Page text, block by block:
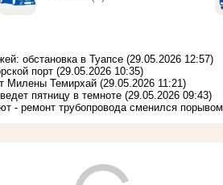
обстановка в Туапсе (29.05.2026 12:57)
порт (29.05.2026 10:35)
Милены Темирхай (29.05.2026 11:21)
пятницу в темноте (29.05.2026 09:43)
- ремонт трубопровода сменился порывом